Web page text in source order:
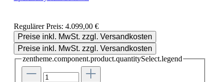
Regulärer Preis: 4.099,00 €
Preise inkl. MwSt. zzgl. Versandkosten
Preise inkl. MwSt. zzgl. Versandkosten
zentheme.component.product.quantitySelect.legend